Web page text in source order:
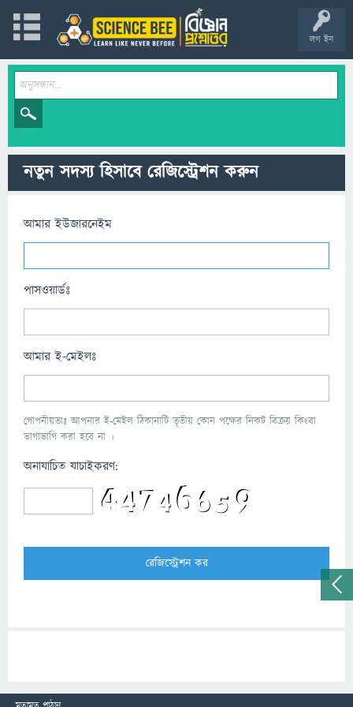
লগ ইন
নতুন সদস্য হিসাবে রেজিস্ট্রেশন করুন
আমার ইউজারনেইম
পাসওয়ার্ডঃ
আমার ই-মেইলঃ
গোপনীয়তাঃ আপনার ই-মেইল ঠিকানাটি তৃতীয় কোন পক্ষের নিকট বিক্রয় কিংবা
ভাগাভাগি করা হবে না ।
অনাযাচিত যাচাইকরণ: